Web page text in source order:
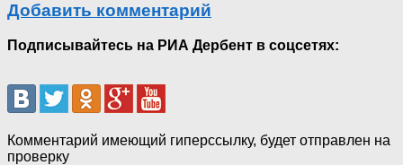
Добавить комментарий
Подписывайтесь на РИА Дербент в соцсетях:
Комментарий имеющий гиперссылку, будет отправлен на
проверку